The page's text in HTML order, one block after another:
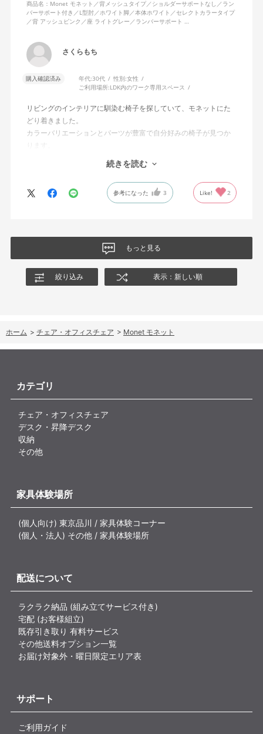
商品名：Monet モネット／背メッシュタイプ／ショルダーサポートなし／ラン
バーサポート付き／L型肘／ホワイト脚／本体ホワイト／セレクトカラータイプ
／背 アッシュピンク／座 ライトグレー／ランバーサポート …
さくらもち
購入確認済み 年代:30代 性別:女性
ご利用場所:LDK内のワーク専用スペース
リビングのインテリアに馴染む椅子を探していて、モネットにた
どり着きました。
カラーバリエーションとパーツが豊富で自分好みの椅子が見つか
オフィスチェアにしては比較的コンパクトで家に置くのに最適で
した、座り心地も良く大変気に入っています。
今回どうしても欲しい色の組み合わせがあったので固定肘の物を
購入しましたが、欲を言えば稼働肘バージョンもバイカラーなど
続きを読む
参考になった 3 Like! 2
もっと見る
絞り込み 表示：新しい順
ホーム > チェア・オフィスチェア > Monet モネット
カテゴリ
チェア・オフィスチェア
デスク・昇降デスク
収納
その他
家具体験場所
(個人向け) 東京品川 / 家具体験コーナー
(個人・法人) その他 / 家具体験場所
配送について
ラクラク納品 (組み立てサービス付き)
宅配 (お客様組立)
既存引き取り 有料サービス
その他送料オプション一覧
お届け対象外・曜日限定エリア表
サポート
ご利用ガイド